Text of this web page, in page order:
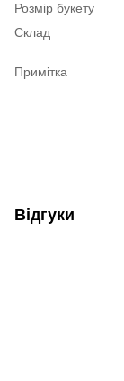
Розмір букету
Склад
Примітка
Відгуки